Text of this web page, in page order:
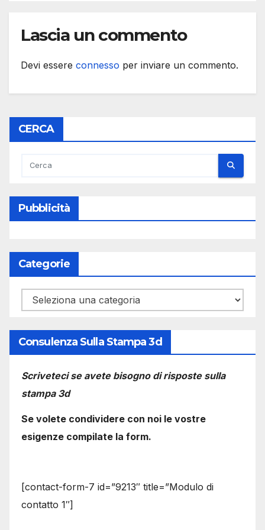
Lascia un commento
Devi essere connesso per inviare un commento.
CERCA
Pubblicità
Categorie
Categorie
Consulenza Sulla Stampa 3d
Scriveteci se avete bisogno di risposte sulla
stampa 3d
Se volete condividere con noi le vostre
esigenze compilate la form.
[contact-form-7 id=”9213″ title=”Modulo di
contatto 1″]